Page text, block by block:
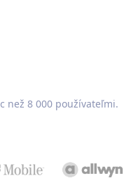
než 8 000 používateľmi.